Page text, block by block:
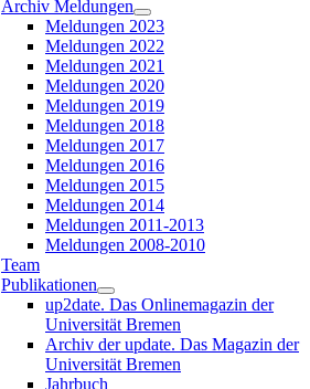
Archiv Meldungen
Meldungen 2023
Meldungen 2022
Meldungen 2021
Meldungen 2020
Meldungen 2019
Meldungen 2018
Meldungen 2017
Meldungen 2016
Meldungen 2015
Meldungen 2014
Meldungen 2011-2013
Meldungen 2008-2010
Team
Publikationen
up2date. Das Onlinemagazin der
Universität Bremen
Archiv der update. Das Magazin der
Universität Bremen
Jahrbuch